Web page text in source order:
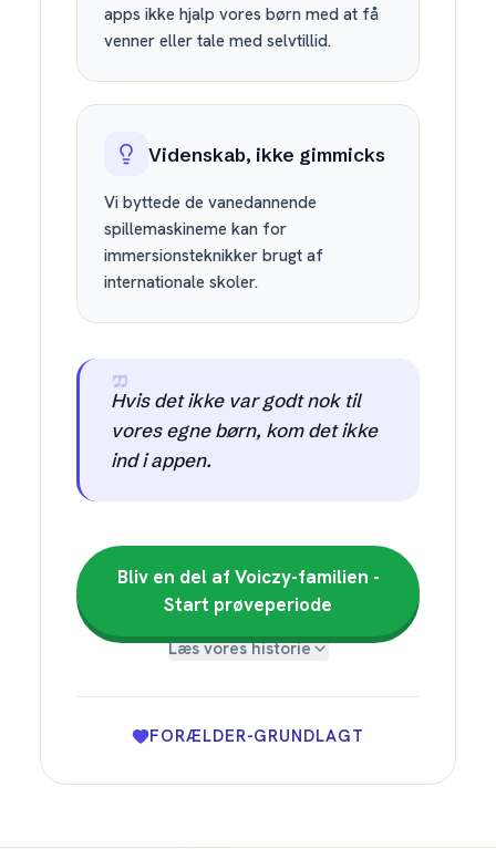
apps ikke hjalp vores børn med at få
venner eller tale med selvtillid.
Videnskab, ikke gimmicks
Vi byttede de vanedannende
spillemaskineme kan for
immersionsteknikker brugt af
internationale skoler.
Hvis det ikke var godt nok til
vores egne børn, kom det ikke
ind i appen.
Bliv en del af Voiczy-familien -
Start prøveperiode
Læs vores historie
FORÆLDER-GRUNDLAGT